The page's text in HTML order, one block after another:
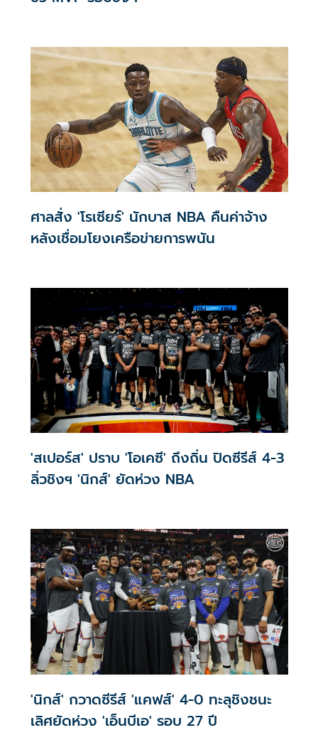
ศาลสั่ง 'โรเซียร์' นักบาส NBA คืนค่าจ้าง
หลังเชื่อมโยงเครือข่ายการพนัน
'สเปอร์ส' ปราบ 'โอเคซี' ถึงถิ่น ปิดซีรีส์ 4-3
ลิ่วชิงฯ 'นิกส์' ยัดห่วง NBA
'นิกส์' กวาดซีรีส์ 'แคฟส์' 4-0 ทะลุชิงชนะ
เลิศยัดห่วง 'เอ็นบีเอ' รอบ 27 ปี